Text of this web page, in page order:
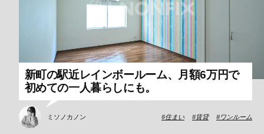
新町の駅近レインボールーム、月額6万円で
初めての一人暮らしにも。
ミソノカノン 住まい 賃貸 ワンルーム